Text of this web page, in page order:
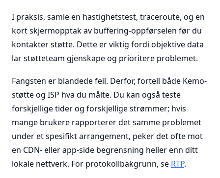
I praksis, samle en hastighetstest, traceroute, og en
kort skjermopptak av buffering-oppførselen før du
kontakter støtte. Dette er viktig fordi objektive data
lar støtteteam gjenskape og prioritere problemet.
Fangsten er blandede feil. Derfor, fortell både Kemo-
støtte og ISP hva du målte. Du kan også teste
forskjellige tider og forskjellige strømmer; hvis
mange brukere rapporterer det samme problemet
under et spesifikt arrangement, peker det ofte mot
en CDN- eller app-side begrensning heller enn ditt
lokale nettverk. For protokollbakgrunn, se RTP.